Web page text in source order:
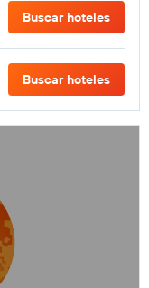
Buscar hoteles
Buscar hoteles